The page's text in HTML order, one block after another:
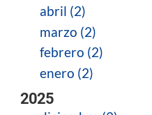
abril (2)
marzo (2)
febrero (2)
enero (2)
2025